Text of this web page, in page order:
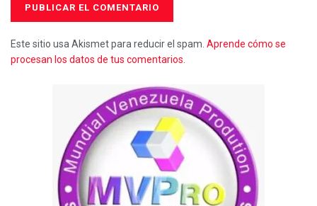
Este sitio usa Akismet para reducir el spam. Aprende cómo se
procesan los datos de tus comentarios.